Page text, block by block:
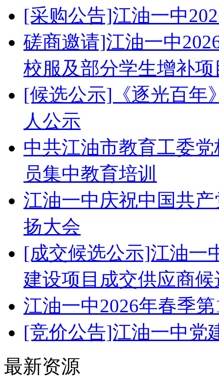
[采购公告]江油一中
磋商邀请]江油一中
校服及部分学生增补项
[候选公示]《逐光百年
人公示
中共江油市教育工委
员集中教育培训
江油一中庆祝中国共
扬大会
[成交候选公示]江油一
建设项目成交供应商
江油一中2026年春季
[竞价公告]江油一中党
最新资源